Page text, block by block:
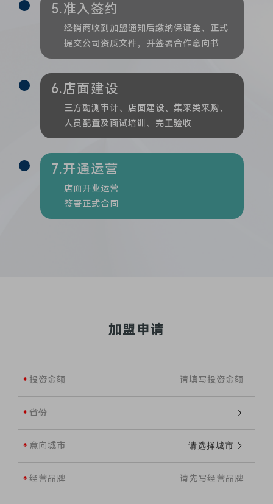
5.准入签约
经销商收到加盟通知后缴纳保证金、正式
提交公司资质文件，并签署合作意向书
6.店面建设
三方勘测审计、店面建设、集采类采购、
人员配置及面试培训、完工验收
7.开通运营
店面开业运营
签署正式合同
加盟申请
投资金额
省份
意向城市
经营品牌